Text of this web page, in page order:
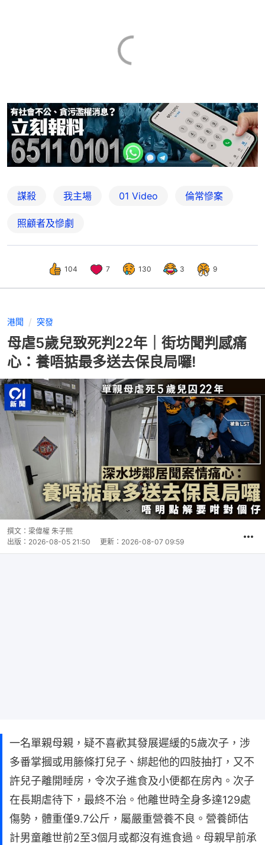
謀殺 我主場 01 Video 倫常慘案
照顧者及慘劇
104 7 130 3 9
港聞 突發
母虐5歲兒致死判22年｜街坊聞判感痛
心：養唔掂最多送去保良局囉!
撰文： 梁偉權 朱子熙
出版： 2026-08-05 21:50 更新： 2026-08-07 09:59
一名單親母親，疑不喜歡其發展遲緩的5歲次子，涉
多番掌摑或用籐條打兒子、綁起他的四肢抽打，又不
許兒子離開睡房，令次子進食及小便都在房內。次子
在長期虐待下，最終不治。他離世時全身多達129處
傷勢，體重僅9.7公斤，屬嚴重營養不良。營養師估
計男童離世前2至3個月或都沒有進食過。母親早前承